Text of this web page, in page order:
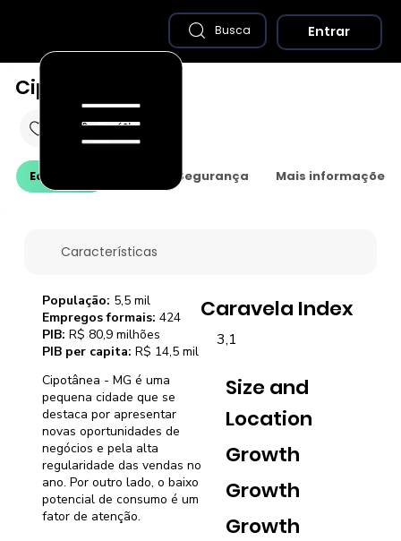
Características
Cipotânea - MG é uma
pequena cidade que se
destaca por apresentar
novas oportunidades de
negócios e pela alta
regularidade das vendas no
ano. Por outro lado, o baixo
potencial de consumo é um
fator de atenção.
Caravela Index
3,1
Size and
Location
Growth
Growth
Growth
População: 5,5 mil
Empregos formais: 424
PIB: R$ 80,9 milhões
PIB per capita: R$ 14,5 mil
Economia Saúde e Segurança Mais informações
Cipotânea - MG
Busca Entrar